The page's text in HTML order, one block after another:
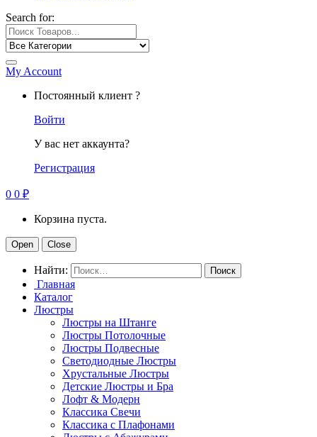
Search for:
My Account
Постоянный клиент ?
Войти
У вас нет аккаунта?
Регистрация
0 0 ₽
Корзина пуста.
Open Close
Найти:
Главная
Каталог
Люстры
Люстры на Штанге
Люстры Потолочные
Люстры Подвесные
Светодиодные Люстры
Хрустальные Люстры
Детские Люстры и Бра
Лофт & Модерн
Классика Свечи
Классика с Плафонами